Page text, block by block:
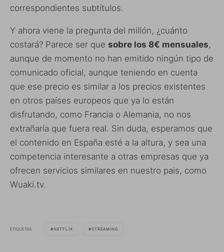
correspondientes subtítulos.
Y ahora viene la pregunta del millón, ¿cuánto
costará? Parece ser que sobre los 8€ mensuales,
aunque de momento no han emitido ningún tipo de
comunicado oficial, aunque teniendo en cuenta
que ese precio es similar a los precios existentes
en otros países europeos que ya lo están
disfrutando, como Francia o Alemania, no nos
extrañaría que fuera real. Sin duda, esperamos que
el contenido en España esté a la altura, y sea una
competencia interesante a otras empresas que ya
ofrecen servicios similares en nuestro pais, como
Wuaki.tv.
ETIQUETAS NETFLIX STREAMING